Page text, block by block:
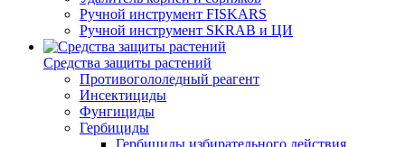
Ручной инструмент FISKARS
Ручной инструмент SKRAB и ЦИ
Средства защиты растений
Противогололедный реагент
Инсектициды
Фунгициды
Гербициды
Гербициды избирательного действия